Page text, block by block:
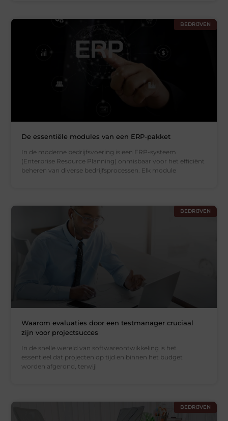
BEDRIJVEN
De essentiële modules van een ERP-pakket
In de moderne bedrijfsvoering is een ERP-systeem
(Enterprise Resource Planning) onmisbaar voor het efficiënt
beheren van diverse bedrijfsprocessen. Elk module
BEDRIJVEN
Waarom evaluaties door een testmanager cruciaal
zijn voor projectsucces
In de snelle wereld van softwareontwikkeling is het
essentieel dat projecten op tijd en binnen het budget
worden afgerond, terwijl
BEDRIJVEN